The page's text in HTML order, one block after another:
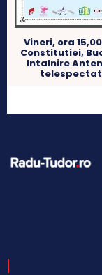
Vineri, ora
Constitutiei,
Intalnire